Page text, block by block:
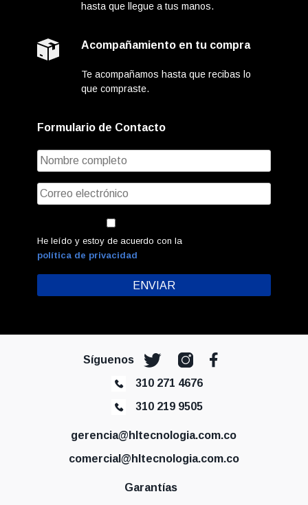
hasta que llegue a tus manos.
Acompañamiento en tu compra
Te acompañamos hasta que recibas lo
que compraste.
Formulario de Contacto
He leído y estoy de acuerdo con la
política de privacidad
Síguenos
310 271 4676
310 219 9505
gerencia@hltecnologia.com.co
comercial@hltecnologia.com.co
Garantías